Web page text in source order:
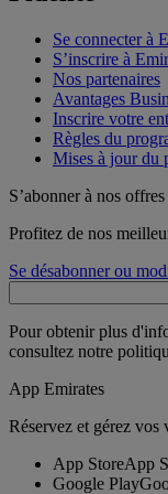
Se connecter à
S’inscrire à
Nos partenaires
Avantages
Inscrire votre
Règles du
Mises à jour du
S’abonner à nos
Profitez de nos
Se désabonner ou
Pour obtenir plus
consultez notre
App Emirates
Réservez et gérez
App StoreApp
Google Play